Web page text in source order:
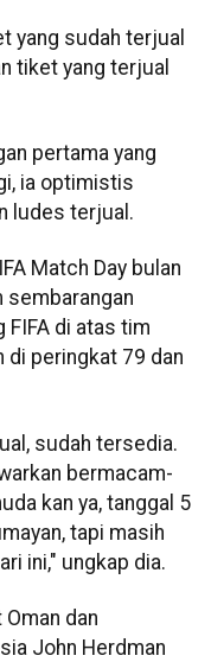
yang sudah terjual
tiket yang terjual
pertama yang
ia optimistis
ludes terjual.
Match Day bulan
sembarangan
FIFA di atas tim
di peringkat 79 dan
sudah tersedia.
bermacam-
kan ya, tanggal 5
tapi masih
ini," ungkap dia.
dan
John Herdman